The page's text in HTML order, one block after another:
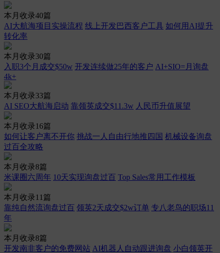
本月收录40篇
AI大航海项目实操流程 线上开发巴西客户工具 如何用AI提升
转化率
本月收录30篇
入职3个月成交$50w 开发连续做25年的客户 AI+SIO=月询盘
4k+
本月收录33篇
AI SEO大航海启动 靠领英成交$11.3w 人民币升值展望
本月收录16篇
如何让客户离不开你 挑战一人自由行地推四国 机械设备询盘
过百全攻略
本月收录8篇
米课圈六周年 10天实现询盘过百 Top Sales常用工作模板
本月收录11篇
靠纯自然流询盘过百 领英2天成交$2w订单 专八老鸟的职场11
年
本月收录8篇
开发南非客户的免费网站 AI机器人自动跟进询盘 小白领英开